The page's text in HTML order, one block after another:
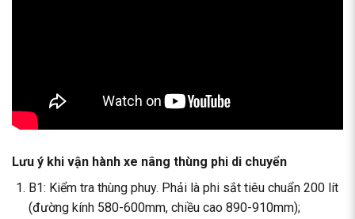
Lưu ý khi vận hành xe nâng thùng phi di chuyển
B1: Kiểm tra thùng phuy. Phải là phi sắt tiêu chuẩn 200 lít
(đường kính 580-600mm, chiều cao 890-910mm);